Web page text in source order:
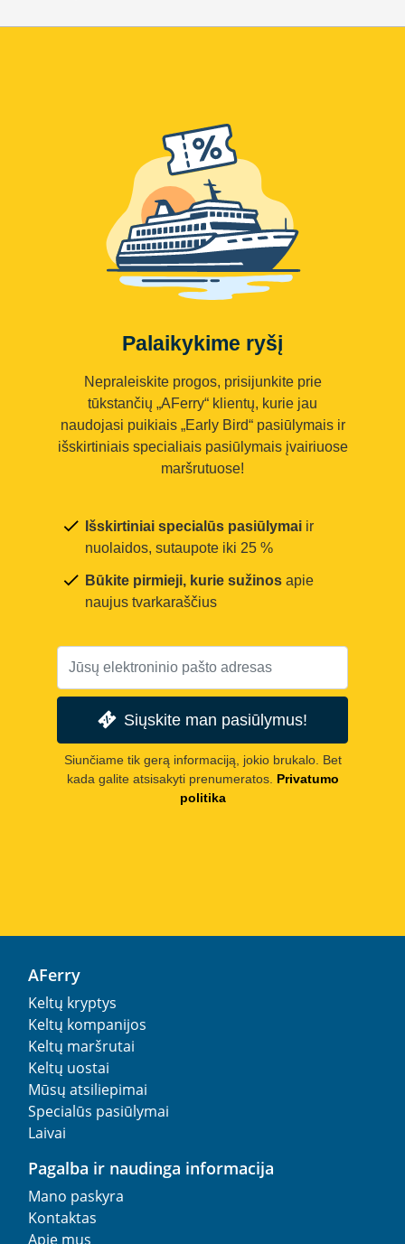
Palaikykime ryšį
Nepraleiskite progos, prisijunkite prie
tūkstančių „AFerry“ klientų, kurie jau
naudojasi puikiais „Early Bird“ pasiūlymais ir
išskirtiniais specialiais pasiūlymais įvairiuose
maršrutuose!
Išskirtiniai specialūs pasiūlymai ir
nuolaidos, sutaupote iki 25 %
Būkite pirmieji, kurie sužinos apie
naujus tvarkaraščius
Siųskite man pasiūlymus!
Siunčiame tik gerą informaciją, jokio brukalo. Bet
kada galite atsisakyti prenumeratos. Privatumo
politika
AFerry
Keltų kryptys
Keltų kompanijos
Keltų maršrutai
Keltų uostai
Mūsų atsiliepimai
Specialūs pasiūlymai
Laivai
Pagalba ir naudinga informacija
Mano paskyra
Kontaktas
Apie mus